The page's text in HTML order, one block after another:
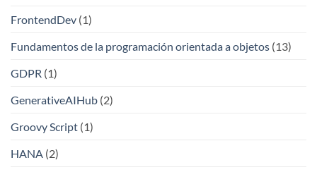
FrontendDev (1)
Fundamentos de la programación orientada a objetos (13)
GDPR (1)
GenerativeAIHub (2)
Groovy Script (1)
HANA (2)